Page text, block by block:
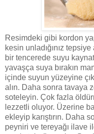
Resimdeki gibi kordon
kesin unladığınız
bir tencerede suyu
yavaşça suya bırakın
içinde suyun yüzeyine
alın. Daha sonra tavaya
soteleyin. Çok fazla
lezzetli oluyor. Üzerine
ekleyip karıştırın. Daha
peyniri ve tereyağı ilave